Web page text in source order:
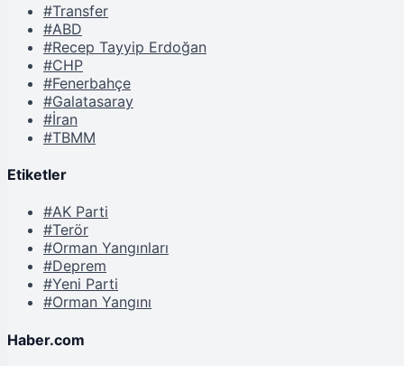
#Transfer
#ABD
#Recep Tayyip Erdoğan
#CHP
#Fenerbahçe
#Galatasaray
#İran
#TBMM
Etiketler
#AK Parti
#Terör
#Orman Yangınları
#Deprem
#Yeni Parti
#Orman Yangını
Haber.com